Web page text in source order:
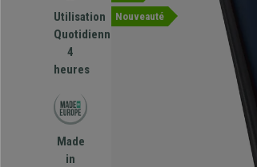
Utilisation
Quotidienne
4
heures
Made
in
Nouveauté